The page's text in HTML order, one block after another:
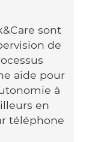
sont
de
aide pour
à
en
téléphone